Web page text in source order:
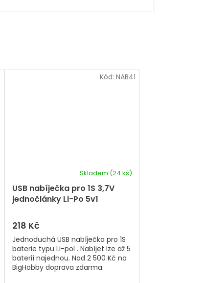
USB nabíječka pro 1S 3,7V
jednočlánky Li-Po 5v1
Skladem (24 ks)
218 Kč
Jednoduchá USB nabíječka pro 1S
baterie typu Li-pol . Nabíjet lze až 5
baterií najednou. Nad 2 500 Kč na
BigHobby doprava zdarma.
Kód: NAB41